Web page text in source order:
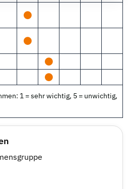
1 = sehr wichtig, 5 = unwichtig,